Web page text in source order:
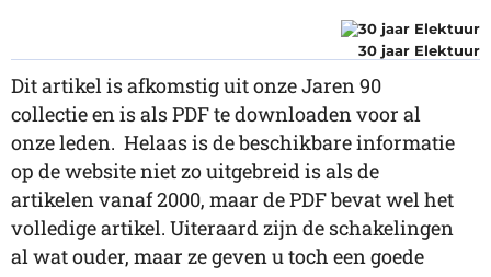
30 jaar Elektuur
Dit artikel is afkomstig uit onze Jaren 90
collectie en is als PDF te downloaden voor al
onze leden. Helaas is de beschikbare informatie
op de website niet zo uitgebreid is als de
artikelen vanaf 2000, maar de PDF bevat wel het
volledige artikel. Uiteraard zijn de schakelingen
al wat ouder, maar ze geven u toch een goede